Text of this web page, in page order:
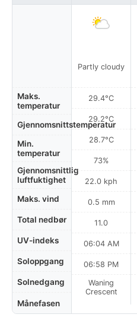
Maks.
temperatur
Gjennomsnittstemperatur
Min.
temperatur
Gjennomsnittlig
luftfuktighet
Maks. vind
Total nedbør
UV-indeks
Soloppgang
Solnedgang
Månefasen
Partly cloudy
29.4°C
29.2°C
28.7°C
73%
22.0 kph
0.5 mm
11.0
06:04 AM
06:58 PM
Waning
Crescent